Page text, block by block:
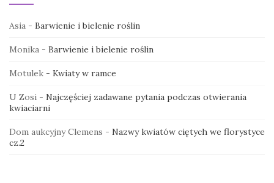
Asia - Barwienie i bielenie roślin
Monika - Barwienie i bielenie roślin
Motulek - Kwiaty w ramce
U Zosi - Najczęściej zadawane pytania podczas otwierania
kwiaciarni
Dom aukcyjny Clemens - Nazwy kwiatów ciętych we florystyce
cz.2